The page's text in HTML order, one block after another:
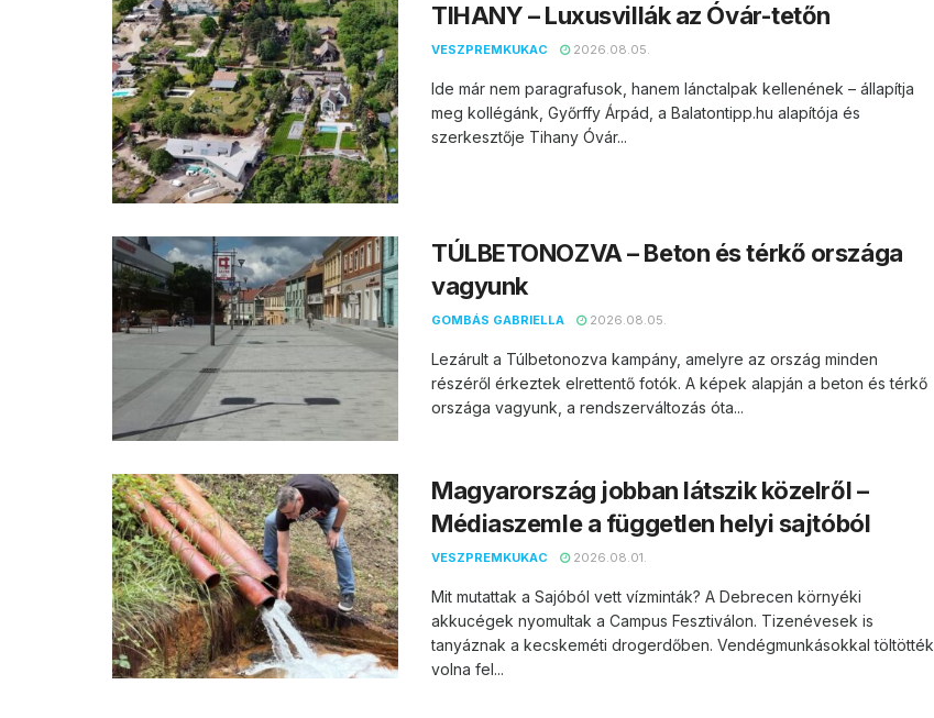
TIHANY – Luxusvillák az Óvár-tetőn
VESZPREMKUKAC 2026.08.05.
Ide már nem paragrafusok, hanem lánctalpak kellenének – állapítja
meg kollégánk, Győrffy Árpád, a Balatontipp.hu alapítója és
szerkesztője Tihany Óvár...
TÚLBETONOZVA – Beton és térkő országa
vagyunk
GOMBÁS GABRIELLA 2026.08.05.
Lezárult a Túlbetonozva kampány, amelyre az ország minden
részéről érkeztek elrettentő fotók. A képek alapján a beton és térkő
országa vagyunk, a rendszerváltozás óta...
Magyarország jobban látszik közelről –
Médiaszemle a független helyi sajtóból
VESZPREMKUKAC 2026.08.01.
Mit mutattak a Sajóból vett vízminták? A Debrecen környéki
akkucégek nyomultak a Campus Fesztiválon. Tizenévesek is
tanyáznak a kecskeméti drogerdőben. Vendégmunkásokkal töltötték
volna fel...